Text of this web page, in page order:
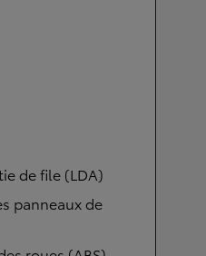
de file (LDA)
panneaux de